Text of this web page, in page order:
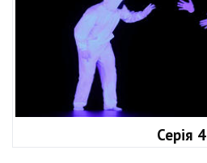
Серія 4